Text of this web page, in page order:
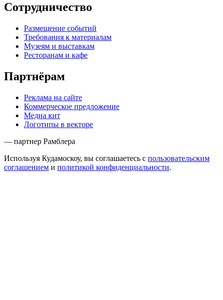
Сотрудничество
Размещение событий
Требования к материалам
Музеям и выставкам
Ресторанам и кафе
Партнёрам
Реклама на сайте
Коммерческое предложение
Медиа кит
Логотипы в векторе
— партнер Рамблера
Используя Кудамоскоу, вы соглашаетесь с пользовательским
соглашением и политикой конфиденциальности.